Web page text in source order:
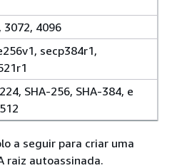
3072, 4096
secp384r1,
SHA-256, SHA-384, e
a seguir para criar uma
raiz autoassinada.